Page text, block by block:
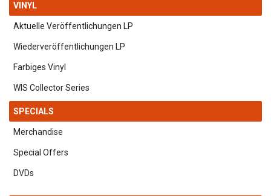
VINYL
Aktuelle Veröffentlichungen LP
Wiederveröffentlichungen LP
Farbiges Vinyl
WIS Collector Series
SPECIALS
Merchandise
Special Offers
DVDs